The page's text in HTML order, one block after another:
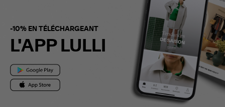
-10% EN TÉLÉCHARGEANT
L'APP LULLI